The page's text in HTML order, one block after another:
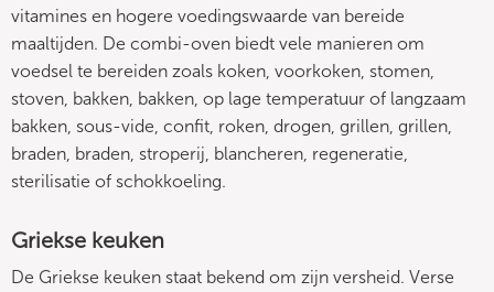
vitamines en hogere voedingswaarde van bereide
maaltijden. De combi-oven biedt vele manieren om
voedsel te bereiden zoals koken, voorkoken, stomen,
stoven, bakken, bakken, op lage temperatuur of langzaam
bakken, sous-vide, confit, roken, drogen, grillen, grillen,
braden, braden, stroperij, blancheren, regeneratie,
sterilisatie of schokkoeling.
Griekse keuken
De Griekse keuken staat bekend om zijn versheid. Verse